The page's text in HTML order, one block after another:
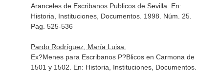
Aranceles de Escribanos Publicos de Sevilla. En:
Historia, Instituciones, Documentos. 1998. Núm. 25.
Pag. 525-536
Pardo Rodríguez, María Luisa:
Ex?Menes para Escribanos P?Blicos en Carmona de
1501 y 1502. En: Historia, Instituciones, Documentos.